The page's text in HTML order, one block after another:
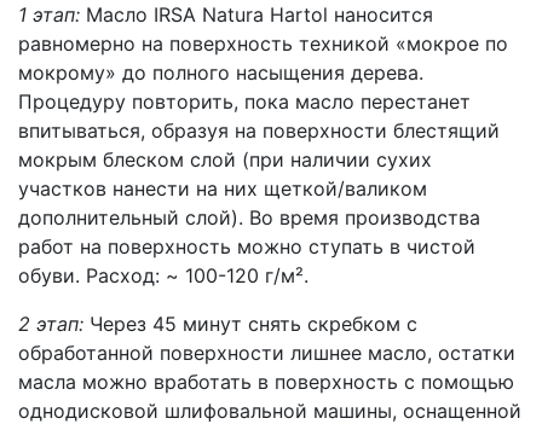
1 этап: Масло IRSA Natura Hartol наносится
равномерно на поверхность техникой «мокрое по
мокрому» до полного насыщения дерева.
Процедуру повторить, пока масло перестанет
впитываться, образуя на поверхности блестящий
мокрым блеском слой (при наличии сухих
участков нанести на них щеткой/валиком
дополнительный слой). Во время производства
работ на поверхность можно ступать в чистой
обуви. Расход: ~ 100-120 г/м².
2 этап: Через 45 минут снять скребком с
обработанной поверхности лишнее масло, остатки
масла можно вработать в поверхность с помощью
однодисковой шлифовальной машины, оснащенной